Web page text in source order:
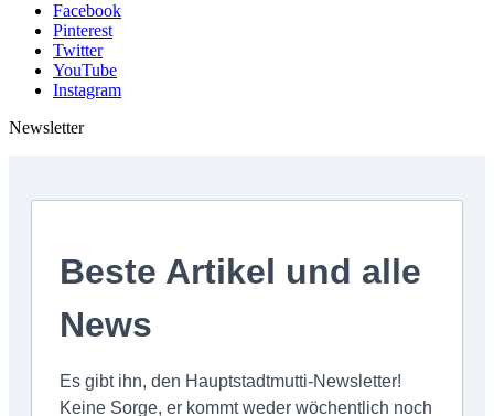
Facebook
Pinterest
Twitter
YouTube
Instagram
Newsletter